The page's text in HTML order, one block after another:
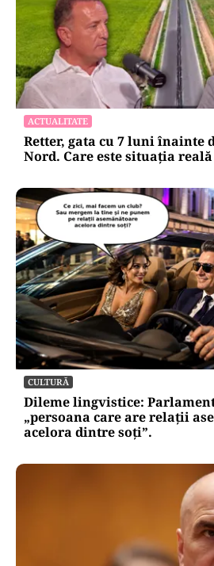
ACTUALITATE
Retter, gata cu 7 luni înainte
Nord. Care este situația
CULTURĂ
Dileme lingvistice:
„persoana care are relații
acelora dintre soți”.